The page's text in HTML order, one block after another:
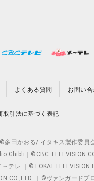
よくある質問 お問い
取引法に基づく表記
田かおる/ イタキス製作委
Ghibli｜©CBC
｜©TOKAI TELEVISION
CO.,LTD. ｜©ヴァンガード